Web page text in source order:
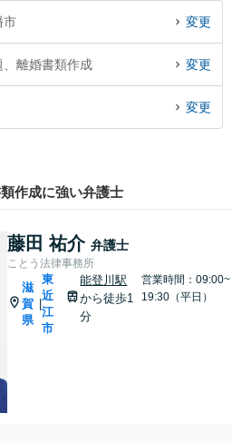
市 変更
離婚書類作成 変更
変更
作成に強い弁護士
藤田 祐介 弁護士
ことう法律事務所
滋
賀
県
|
東
近
江
市
能登川駅
から徒歩1
分
営業時間：09:00~
19:30（平日）